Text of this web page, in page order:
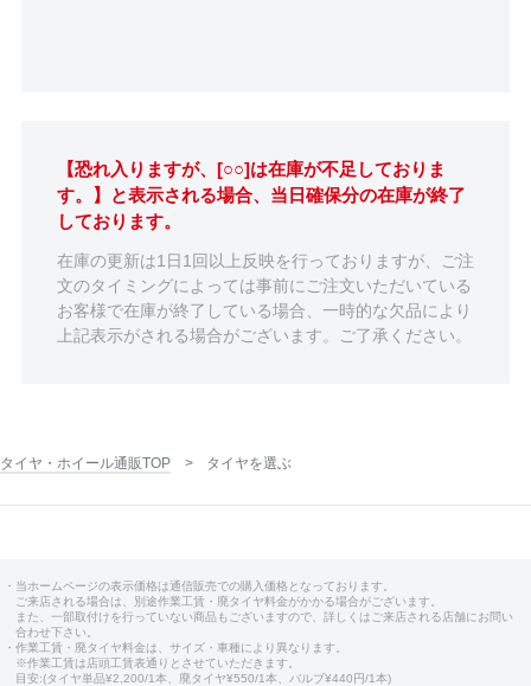
【恐れ入りますが、[○○]は在庫が不足しておりま
す。】と表示される場合、当日確保分の在庫が終了
しております。
在庫の更新は1日1回以上反映を行っておりますが、ご注
文のタイミングによっては事前にご注文いただいている
お客様で在庫が終了している場合、一時的な欠品により
上記表示がされる場合がございます。ご了承ください。
タイヤ・ホイール通販TOP タイヤを選ぶ
・当ホームページの表示価格は通信販売での購入価格となっております。
ご来店される場合は、別途作業工賃・廃タイヤ料金がかかる場合がございます。
また、一部取付けを行っていない商品もございますので、詳しくはご来店される店舗にお問い
合わせ下さい。
・作業工賃・廃タイヤ料金は、サイズ・車種により異なります。
※作業工賃は店頭工賃表通りとさせていただきます。
目安:(タイヤ単品¥2,200/1本、廃タイヤ¥550/1本、バルブ¥440円/1本)